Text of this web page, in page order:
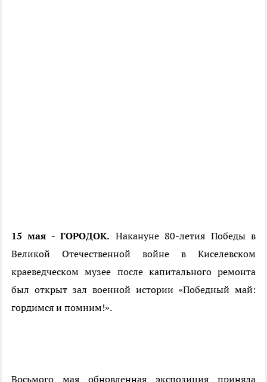
15 мая - ГОРОДОК. Накануне 80-летия Победы в
Великой Отечественной войне в Киселевском
краеведческом музее после капитального ремонта
был открыт зал военной истории «Победный май:
гордимся и помним!».
Восьмого мая обновленная экспозиция приняла